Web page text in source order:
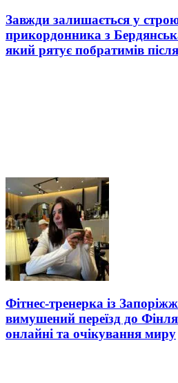
Завжди залишається у
прикордонника з
який рятує побратимів
Фітнес-тренерка із
вимушений переїзд до
онлайні та очікування миру